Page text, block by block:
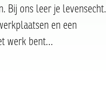
Bij ons leer je levensecht.
en een
werk bent…